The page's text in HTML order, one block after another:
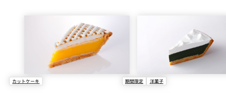
カットケーキ 期間限定 洋菓子